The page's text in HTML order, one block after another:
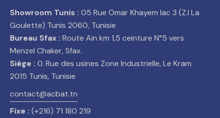
Showroom Tunis : 05 Rue Omar Khayem lac 3 (Z.I La
Goulette) Tunis 2060, Tunisie
Bureau Sfax : Route Ain km 1,5 ceinture N°5 vers
Menzel Chaker, Sfax.
Siège : 0. Rue des usines Zone Industrielle, Le Kram
2015 Tunis, Tunisie
contact@acbat.tn
Fixe : (+216) 71 180 219